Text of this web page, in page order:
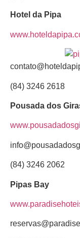
Hotel da Pipa
(84) 3246 2618
Pousada dos
(84) 3246 2062
Pipas Bay